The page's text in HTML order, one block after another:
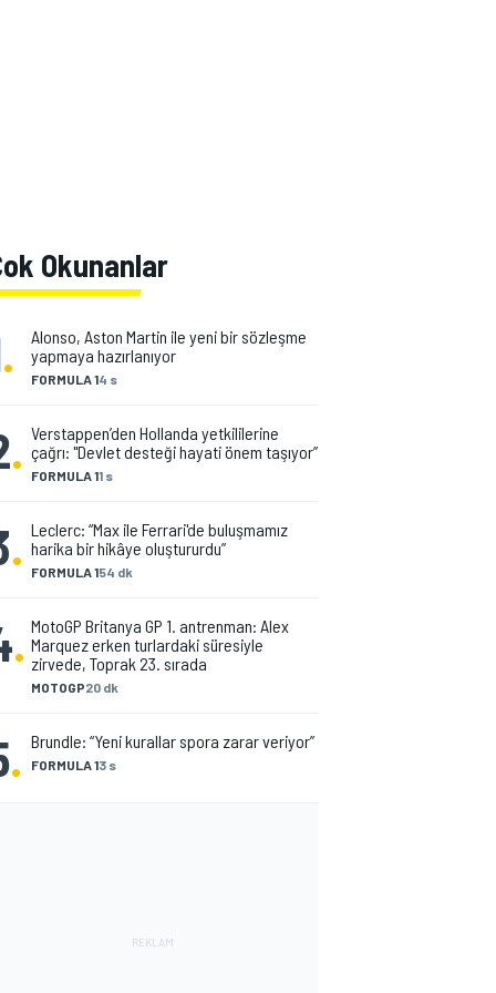
Okunanlar
. FORMULA 14 s
Alonso, Aston Martin ile yeni bir sözleşme
yapmaya hazırlanıyor
. FORMULA 11 s
Verstappen’den Hollanda yetkililerine
çağrı: "Devlet desteği hayati önem taşıyor”
. FORMULA 154 dk
Leclerc: “Max ile Ferrari'de buluşmamız
harika bir hikâye oluştururdu”
.
MOTOGP20 dk
MotoGP Britanya GP 1. antrenman: Alex
Marquez erken turlardaki süresiyle
zirvede, Toprak 23. sırada
. FORMULA 13 s
Brundle: “Yeni kurallar spora zarar veriyor”